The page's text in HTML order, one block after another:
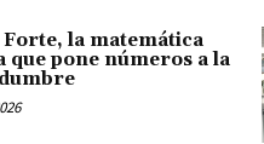
Forte, la matemática
que pone números a la